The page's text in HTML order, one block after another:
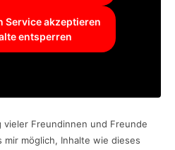
Service akzeptieren
entsperren
Freundinnen und Freunde
möglich, Inhalte wie dieses